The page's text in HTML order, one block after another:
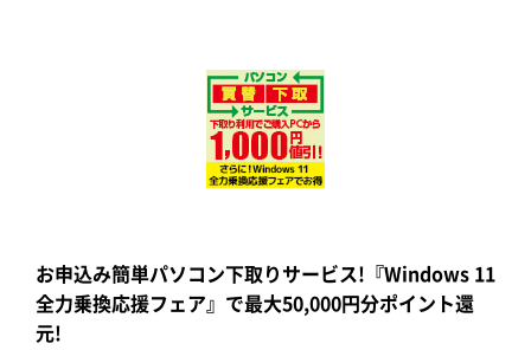
お申込み簡単パソコン下取りサービス!『Windows 11
全力乗換応援フェア』で最大50,000円分ポイント還
元!